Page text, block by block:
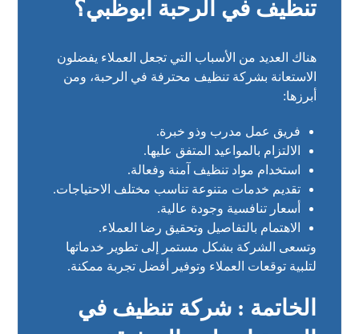
تنظيف في الرحبة ابوظبي؟
هناك العديد من الأسباب التي تجعل العملاء يفضلون
الاستعانة بشركة تنظيف محترفة في الرحبة، ومن
أبرزها:
فريق عمل مدرب وذو خبرة.
الالتزام بالمواعيد المتفق عليها.
استخدام مواد تنظيف آمنة وفعالة.
تقديم خدمات متنوعة تناسب مختلف الاحتياجات.
أسعار تنافسية وجودة عالية.
الاهتمام بالتفاصيل وتحقيق رضا العملاء.
وتسعى الشركة بشكل مستمر إلى تطوير خدماتها
لتلبية توقعات العملاء وتوفير أفضل تجربة ممكنة.
الخاتمة : شركة تنظيف في